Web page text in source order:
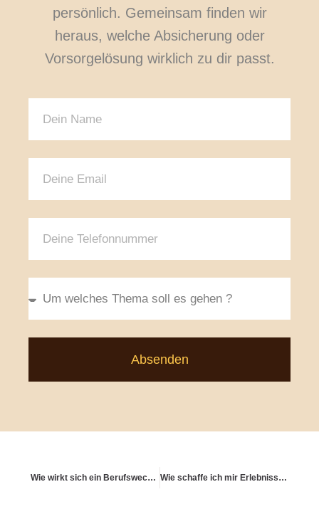
persönlich. Gemeinsam finden wir
heraus, welche Absicherung oder
Vorsorgelösung wirklich zu dir passt.
Absenden
Wie wirkt sich ein Berufswechsel auf meine Altersvorsorge aus? Wie schaffe ich mir Erlebnisse, die bleibender sind als Anschaffungen?